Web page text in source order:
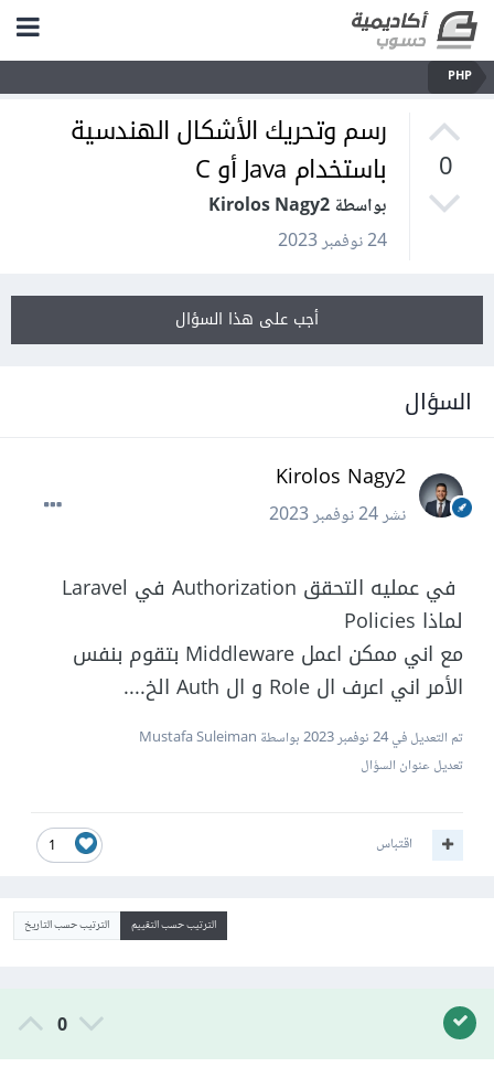
PHP
0
رسم وتحريك الأشكال الهندسية
باستخدام Java أو C
بواسطة Kirolos Nagy2
24 نوفمبر 2023
أجب على هذا السؤال
السؤال
Kirolos Nagy2
نشر24 نوفمبر 2023
في عمليه التحقق Authorization في Laravel
لماذا Policies
مع اني ممكن اعمل Middleware بتقوم بنفس
الأمر اني اعرف ال Role و ال Auth الخ....
تم التعديل في24 نوفمبر 2023
بواسطة Mustafa Suleiman
تعديل عنوان السؤال
1 اقتباس
الترتيب حسب التقييم الترتيب حسب التاريخ
0